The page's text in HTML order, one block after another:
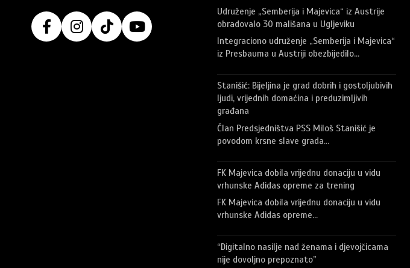
Udruženje „Semberija i Majevica“ iz Austrije
obradovalo 30 mališana u Ugljeviku
Integraciono udruženje „Semberija i Majevica“
iz Presbauma u Austriji obezbijedilo…
Stanišić: Bijeljina je grad dobrih i gostoljubivih
ljudi, vrijednih domaćina i preduzimljivih
građana
Član Predsjedništva PSS Miloš Stanišić je
povodom krsne slave grada…
FK Majevica dobila vrijednu donaciju u vidu
vrhunske Adidas opreme za trening
FK Majevica dobila vrijednu donaciju u vidu
vrhunske Adidas opreme…
“Digitalno nasilje nad ženama i djevojčicama
nije dovoljno prepoznato”